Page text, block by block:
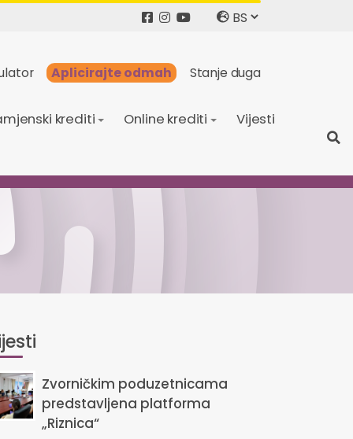
Aplicirajte odmah Stanje duga
krediti Online krediti Vijesti
Zvorničkim poduzetnicama
predstavljena platforma
„Riznica“